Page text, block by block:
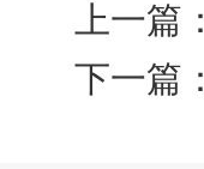
上一篇：
下一篇：